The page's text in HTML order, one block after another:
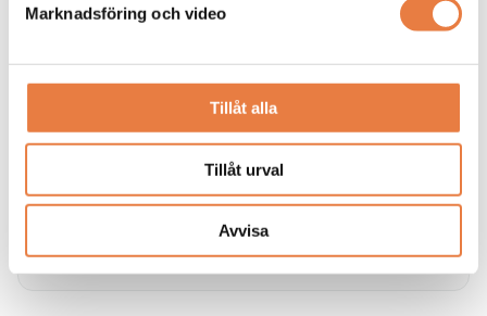
Marknadsföring och video
Tillåt alla
Tillåt urval
Avvisa
Övergripande information om IT-nät
Här förklarar vi vad ett ett isolerat nät (IT-nät) är.